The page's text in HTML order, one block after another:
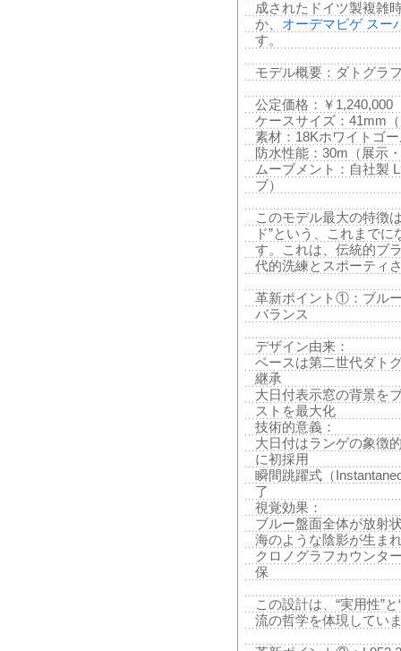
成されたドイツ製複雑
か、 オーデマピゲ スー
す。
モデル概要：ダトグラ
公定価格：￥1,240,000
ケースサイズ：41mm
素材：18Kホワイトゴ
防水性能：30m（展示
ムーブメント：自社製
ブ）
このモデル最大の特徴
ド”という、これまで
す。これは、伝統的ブ
代的洗練とスポーティ
革新ポイント①：ブル
バランス
デザイン由来：
ベースは第二世代ダト
継承
大日付表示窓の背景を
ストを最大化
技術的意義：
大日付はランゲの象徴
に初採用
瞬間跳躍式（
了
視覚効果：
ブルー盤面全体が放射
海のような陰影が生ま
クロノグラフカウンタ
保
この設計は、“実用性”
流の哲学を体現してい